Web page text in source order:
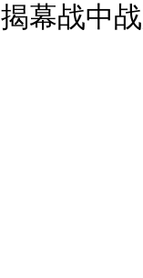
揭幕战中